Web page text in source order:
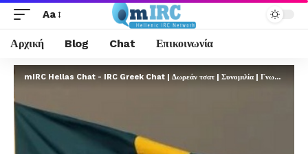
Aa
Αρχική Blog Chat Επικοινωνία
mIRC Hellas Chat - IRC Greek Chat | Δωρεάν τσατ | Συνομιλία | Γνωριμίες | FREE